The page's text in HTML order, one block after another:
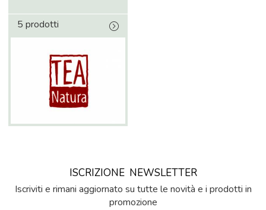
5 prodotti
ISCRIZIONE NEWSLETTER
Iscriviti e rimani aggiornato su tutte le novità e i prodotti in
promozione